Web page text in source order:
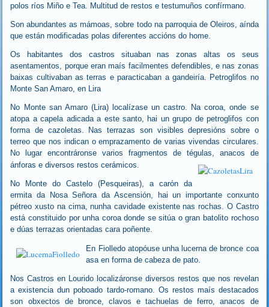
polos ríos Miño e Tea. Multitud de restos e testumuños confírmano.
Son abundantes as mámoas, sobre todo na parroquia de Oleiros, aínda
que están modificadas polas diferentes accións do home.
Os habitantes dos castros situaban nas zonas altas os seus
asentamentos, porque eran maís facilmentes defendibles, e nas zonas
baixas cultivaban as terras e paracticaban a gandeiría. Petroglifos no
Monte San Amaro, en Lira
No Monte san Amaro (Lira) localízase un castro. Na coroa, onde se
atopa a capela adicada a este santo, hai un grupo de petroglifos con
forma de cazoletas. Nas terrazas son visibles depresións sobre o
terreo que nos indican o emprazamento de varias vivendas circulares.
No lugar encontráronse varios fragmentos de tégulas, anacos de
ánforas e diversos restos cerámicos.
No Monte do Castelo (Pesqueiras), a carón da
ermita da Nosa Señora da Ascensión, hai un importante conxunto
pétreo xusto na cima, nunha cavidade existente nas rochas. O Castro
está constituido por unha coroa donde se sitúa o gran batolito rochoso
e dúas terrazas orientadas cara poñente.
En Fiolledo atopóuse unha lucerna de bronce coa
asa en forma de cabeza de pato.
Nos Castros en Lourido localizáronse diversos restos que nos revelan
a existencia dun poboado tardo-romano. Os restos maís destacados
son obxectos de bronce, clavos e tachuelas de ferro, anacos de